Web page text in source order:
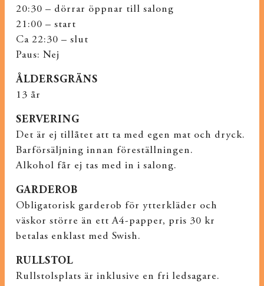
20:30 – dörrar öppnar till salong
21:00 – start
Ca 22:30 – slut
Paus: Nej
ÅLDERSGRÄNS
13 år
SERVERING
Det är ej tillåtet att ta med egen mat och dryck.
Barförsäljning innan föreställningen.
Alkohol får ej tas med in i salong.
GARDEROB
Obligatorisk garderob för ytterkläder och
väskor större än ett A4-papper, pris 30 kr
betalas enklast med Swish.
RULLSTOL
Rullstolsplats är inklusive en fri ledsagare.